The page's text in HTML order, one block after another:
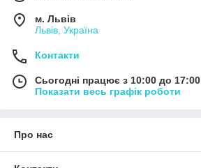
м. Львів
Львів, Україна
Контакти
Сьогодні працює з 10:00 до 17:00
Показати весь графік роботи
Про нас